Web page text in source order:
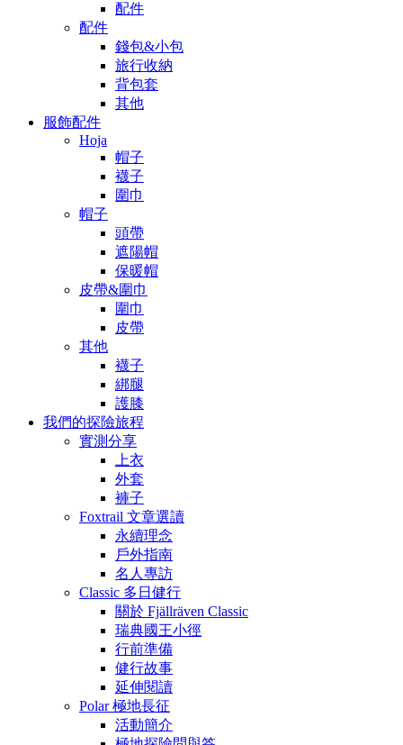
配件
配件
錢包&小包
旅行收納
背包套
其他
服飾配件
Hoja
帽子
襪子
圍巾
帽子
頭帶
遮陽帽
保暖帽
皮帶&圍巾
圍巾
皮帶
其他
襪子
綁腿
護膝
我們的探險旅程
實測分享
上衣
外套
褲子
Foxtrail 文章選讀
永續理念
戶外指南
名人專訪
Classic 多日健行
關於 Fjällräven Classic
瑞典國王小徑
行前準備
健行故事
延伸閱讀
Polar 極地長征
活動簡介